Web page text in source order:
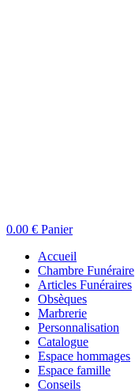
0.00 € Panier
Accueil
Chambre Funéraire
Articles Funéraires
Obsèques
Marbrerie
Personnalisation
Catalogue
Espace hommages
Espace famille
Conseils